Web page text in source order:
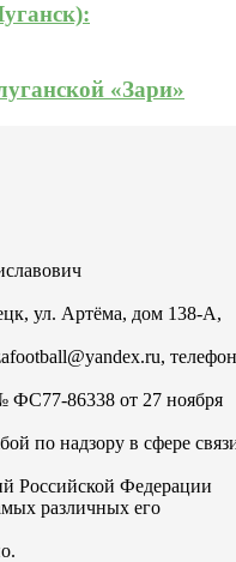
«Зари»
ул. Артёма, дом 138-А,
телефон
86338 от 27 ноября
по надзору в сфере
Российской Федерации
различных его